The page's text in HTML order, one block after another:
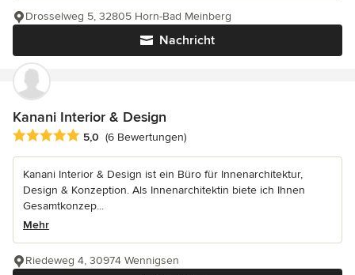
Nachricht
Drosselweg 5, 32805 Horn-Bad Meinberg
Kanani Interior & Design
Durchschnittliche Bewertung: 5 von 5 Sternen
5,0 (6 Bewertungen)
Kanani Interior & Design ist ein Büro für Innenarchitektur,
Design & Konzeption. Als Innenarchitektin biete ich Ihnen
Gesamtkonzep...
Mehr
Riedeweg 4, 30974 Wennigsen